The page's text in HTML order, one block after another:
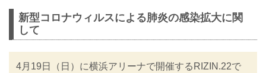
新型コロナウィルスによる肺炎の感染拡大に関
して
4月19日（日）に横浜アリーナで開催するRIZIN.22で